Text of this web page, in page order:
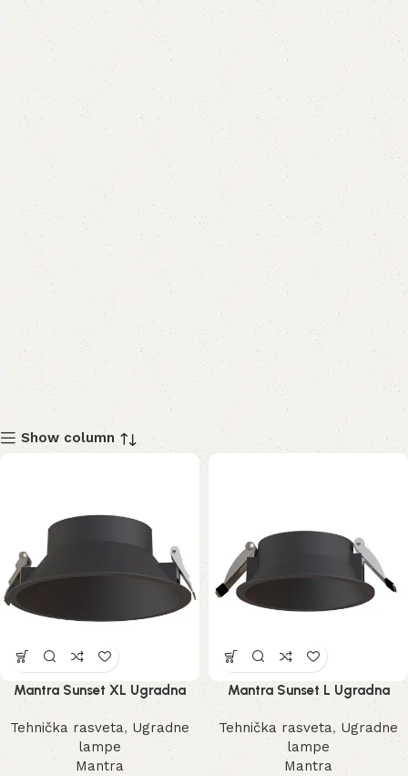
Show column
Mantra Sunset XL Ugradna
Lampa
Tehnička rasveta, Ugradne
lampe
Mantra
Mantra Sunset L Ugradna
Lampa
Tehnička rasveta, Ugradne
lampe
Mantra